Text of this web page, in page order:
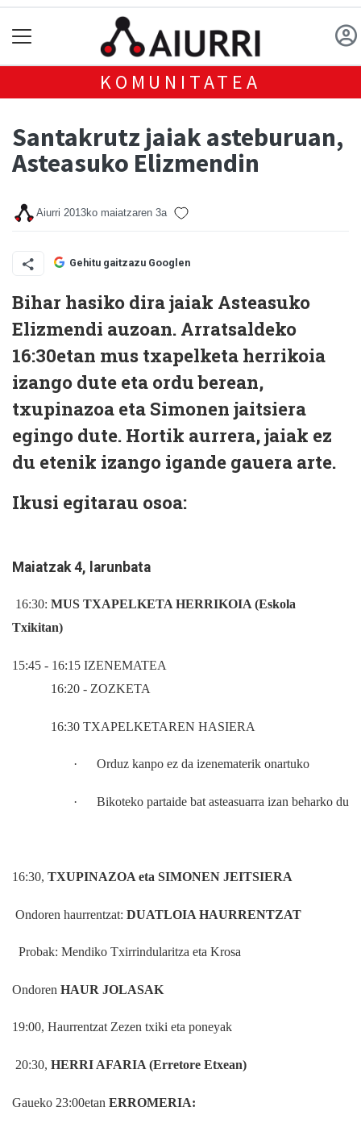
KOMUNITATEA
Santakrutz jaiak asteburuan,
Asteasuko Elizmendin
Aiurri 2013ko maiatzaren 3a
Gehitu gaitzazu Googlen
Bihar hasiko dira jaiak Asteasuko
Elizmendi auzoan. Arratsaldeko
16:30etan mus txapelketa herrikoia
izango dute eta ordu berean,
txupinazoa eta Simonen jaitsiera
egingo dute. Hortik aurrera, jaiak ez
du etenik izango igande gauera arte.
Ikusi egitarau osoa:
Maiatzak 4, larunbata
16:30: MUS TXAPELKETA HERRIKOIA (Eskola
Txikitan)
15:45 - 16:15 IZENEMATEA
16:20 - ZOZKETA
16:30 TXAPELKETAREN HASIERA
· Orduz kanpo ez da izenematerik onartuko
· Bikoteko partaide bat asteasuarra izan beharko du
16:30, TXUPINAZOA eta SIMONEN JEITSIERA
Ondoren haurrentzat: DUATLOIA HAURRENTZAT
Probak: Mendiko Txirrindularitza eta Krosa
Ondoren HAUR JOLASAK
19:00, Haurrentzat Zezen txiki eta poneyak
20:30, HERRI AFARIA (Erretore Etxean)
Gaueko 23:00etan ERROMERIA: